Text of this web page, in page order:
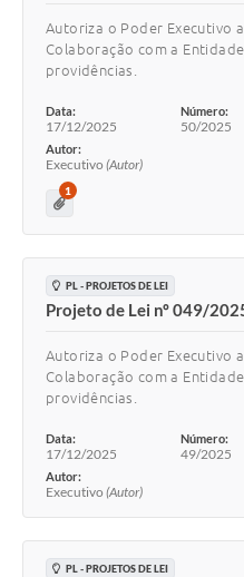
Autoriza o Poder Executivo
Colaboração com a
providências.
Data:
17/12/2025
Número:
50/2025
Autor:
Executivo (Autor)
1
PL - PROJETOS DE LEI
Projeto de Lei nº 049/
Autoriza o Poder Executivo
Colaboração com a
providências.
Data:
17/12/2025
Número:
49/2025
Autor:
Executivo (Autor)
PL - PROJETOS DE LEI